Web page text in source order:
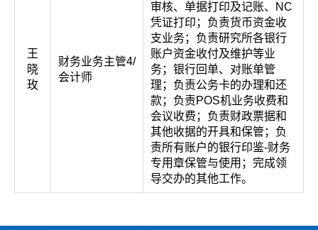
王
晓
玫
财务业务主管4/
会计师
审核、单据打印及记账、NC
凭证打印；负责货币资金收
支业务；负责研究所各银行
账户资金收付及维护等业
务；银行回单、对账单管
理；负责公务卡的办理和还
款；负责POS机业务收费和
会议收费；负责财政票据和
其他收据的开具和保管；负
责所有账户的银行印鉴-财务
专用章保管与使用；完成领
导交办的其他工作。